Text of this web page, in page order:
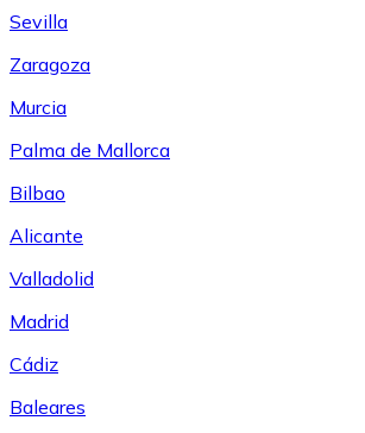
Sevilla
Zaragoza
Murcia
Palma de Mallorca
Bilbao
Alicante
Valladolid
Madrid
Cádiz
Baleares